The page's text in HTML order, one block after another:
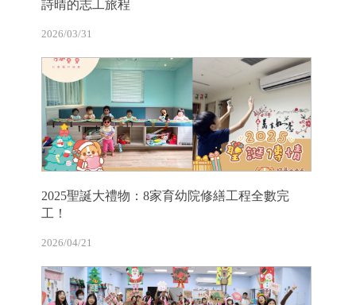
詩晴的志工旅程
2026/03/31
2025聖誕大禮物：8家育幼院修繕工程全數完
工！
2026/04/21